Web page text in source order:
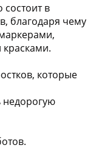
состоит в
благодаря чему
которые
.